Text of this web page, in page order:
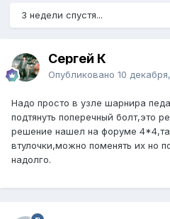
3 недели спустя...
Сергей К
Опубликовано 10
Надо просто в узле шарнира
подтянуть поперечный болт,это
решение нашел на форуме
втулочки,можно поменять их но
надолго.